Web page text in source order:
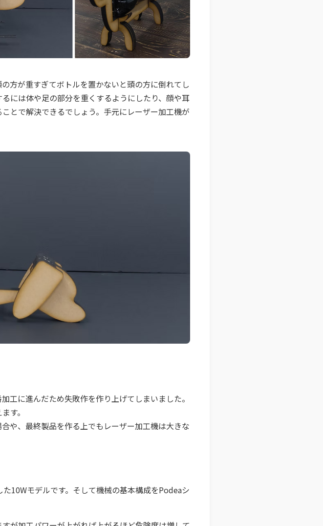
方が重すぎてボトルを置かないと頭の方に倒れてし
には体や足の部分を重くするようにしたり、顔や耳
とで解決できるでしょう。​手元にレーザー加工機が
工に進んだため失敗作を作り上げてしまいました。
す。
や、最終製品を作る上でもレーザー加工機は大きな
10Wモデルです。そして機械の基本構成をPodeaシ